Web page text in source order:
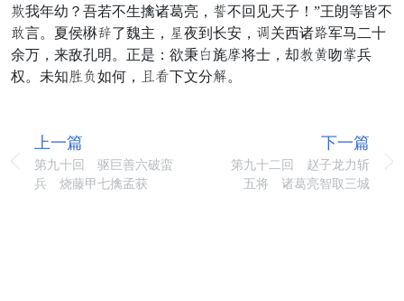
骤我年幼？吾若不生擒诸葛亮，弓不回见天子！”王朗等皆不
牙言。夏侯楙沾了魏主，达夜到长安，旺关西诸教军马二十
余万，来敌孔明。正是：欲秉迈旄涛将士，却己薄吻箭兵
权。未知通消如何，摇伤下文分新。
上一篇
第九十回 驱巨善六破蛮
兵 烧藤甲七擒孟获
下一篇
第九十二回 赵子龙力斩
五将 诸葛亮智取三城